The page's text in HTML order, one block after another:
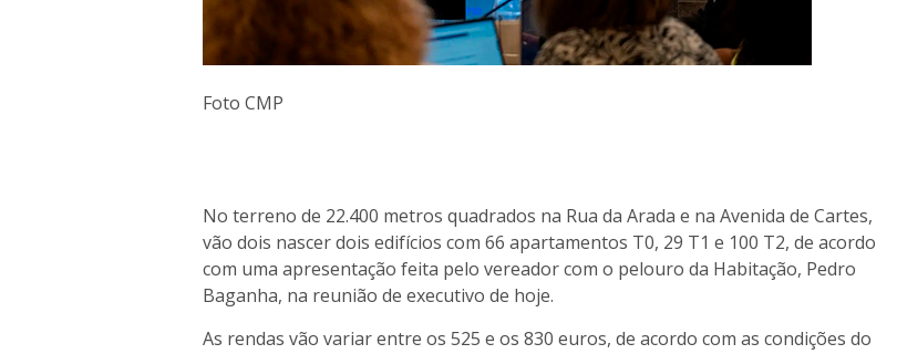
Foto CMP
No terreno de 22.400 metros quadrados na Rua da Arada e na Avenida de Cartes,
vão dois nascer dois edifícios com 66 apartamentos T0, 29 T1 e 100 T2, de acordo
com uma apresentação feita pelo vereador com o pelouro da Habitação, Pedro
Baganha, na reunião de executivo de hoje.
As rendas vão variar entre os 525 e os 830 euros, de acordo com as condições do